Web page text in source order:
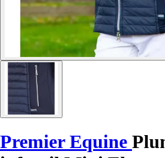
Premier Equine